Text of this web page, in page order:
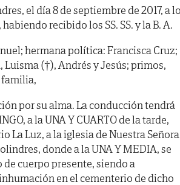
el día 8 de septiembre de 2017, a
recibido los SS. SS. y la B. A.
hermana política: Francisca Cruz;
Luisma (†), Andrés y Jesús; primos,
familia,
por su alma. La conducción tendrá
a la UNA Y CUARTO de la tarde,
La Luz, a la iglesia de Nuestra Señora
donde a la UNA Y MEDIA, se
de cuerpo presente, siendo a
en el cementerio de dicho